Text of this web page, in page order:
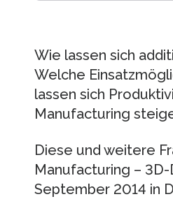
Wie lassen sich
Welche
lassen sich
Manufacturing
Diese und weitere
Manufacturing –
September 2014 in